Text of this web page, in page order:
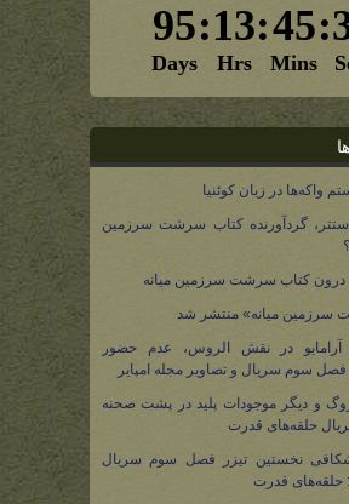
واکه‌ها در زبان کوئنیا
گردآورنده کتاب سرشت سرزمین
کتاب سرشت سرزمین میانه
سرزمین میانه» منتشر شد
آرامایو در نقش الروس، عدم حضور
سوم سریال و تصاویر مجله امپایر
و دیگر موجودات پلید در پشت صحنه
حلقه‌های قدرت
نخستین تیزر فصل سوم سریال
حلقه‌های قدرت